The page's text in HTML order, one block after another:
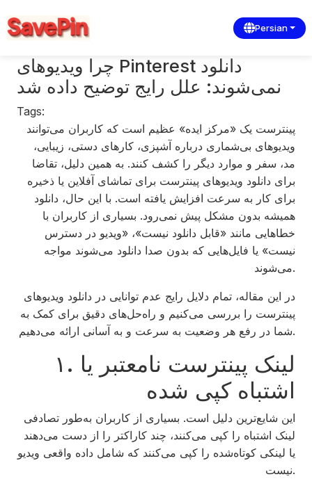
Persian
چرا ویدیوهای Pinterest دانلود
نمی‌شوند: علل رایج توضیح داده شد
Tags:
پینترست یک «مرکز ایده» عظیم است که کاربران می‌توانند
ویدیوهای بی‌شماری درباره آشپزی، کارهای دستی، زیبایی،
مد، سفر و موارد دیگر را کشف کنند. به همین دلیل، تقاضا
برای دانلود ویدیوهای پینترست برای تماشای آفلاین یا ذخیره
برای کار به سرعت افزایش یافته است. با این حال، دانلود
همیشه بدون مشکل پیش نمی‌رود. بسیاری از کاربران با
خطاهایی مانند «قابل دانلود نیست»، «ویدیو در دسترس
نیست» یا فایل‌هایی که بدون صدا دانلود می‌شوند مواجه
می‌شوند.
در این مقاله، تمام دلایل رایج عدم توانایی در دانلود ویدیوهای
پینترست را بررسی می‌کنیم و راه‌حل‌های دقیق برای کمک به
شما در رفع هر وضعیت به سرعت و به آسانی ارائه می‌دهیم.
۱. لینک پینترست نامعتبر یا
اشتباه کپی شده
این شایع‌ترین دلیل است. بسیاری از کاربران به‌طور تصادفی
لینک اشتباه را کپی می‌کنند، چند کاراکتر را از دست می‌دهند
یا لینکی کوتاه‌شده را کپی می‌کنند که شامل داده واقعی ویدیو
نیست.